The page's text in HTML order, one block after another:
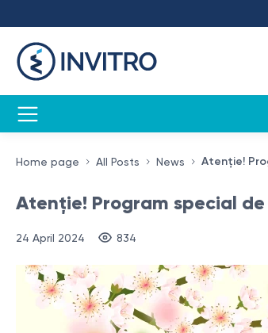
Home page All Posts News Atenție!
Atenție! Program special
24 April 2024 834